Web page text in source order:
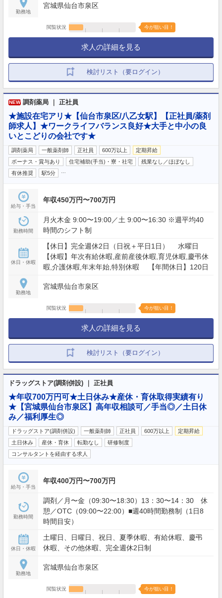
勤務地
宮城県仙台市泉区
閲覧状況 今が狙い目！
求人の詳細を見る
検討リスト（要ログイン）
NEW 調剤薬局 ｜ 正社員
★施設在宅アリ★【仙台市泉区/八乙女駅】【正社員/薬剤
師求人】★ワークライフバランス良好★大手と中小の良
いとこどりの会社です★
調剤薬局 一般薬剤師 正社員 600万以上
定期昇給
ボーナス・賞与あり
住宅補助(手当)・寮・社宅
残業なし／ほぼなし
有休推奨
駅5分
給与・手当
年収450万円〜700万円
勤務時間
月火木金 9:00〜19:00／土 9:00〜16:30 ※週平均40
時間のシフト制
休日・休暇
【休日】完全週休2日（日祝＋平日1日） 水曜日
【休暇】年次有給休暇,産前産後休暇,育児休暇,慶弔休
暇,介護休暇,年末年始,特別休暇 【年間休日】120日
勤務地
宮城県仙台市泉区
閲覧状況 今が狙い目！
求人の詳細を見る
検討リスト（要ログイン）
ドラッグストア(調剤併設) ｜ 正社員
★年収700万円可★土日休み★産休・育休取得実績有り
★【宮城県仙台市泉区】高年収相談可／手当◎／土日休
み／福利厚生◎
ドラッグストア(調剤併設) 一般薬剤師 正社員 600万以上
定期昇給
土日休み
産休・育休 転勤なし
研修制度
コンサルタントを経由する求人
給与・手当
年収400万円〜700万円
勤務時間
調剤／月〜金（09:30〜18:30）13：30〜14：30 休
憩／OTC（09:00〜22:00）■週40時間勤務制（1日8
時間目安）
休日・休暇
土曜日、日曜日、祝日、夏季休暇、有給休暇、慶弔
休暇、その他休暇、完全週休2日制
勤務地
宮城県仙台市泉区
閲覧状況 今が狙い目！